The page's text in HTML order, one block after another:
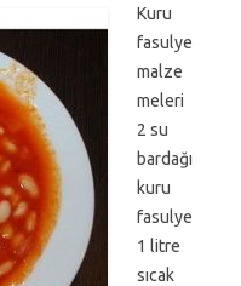
Kuru
fasulye
malze
meleri
2 su
bardağı
kuru
fasulye
1 litre
sıcak